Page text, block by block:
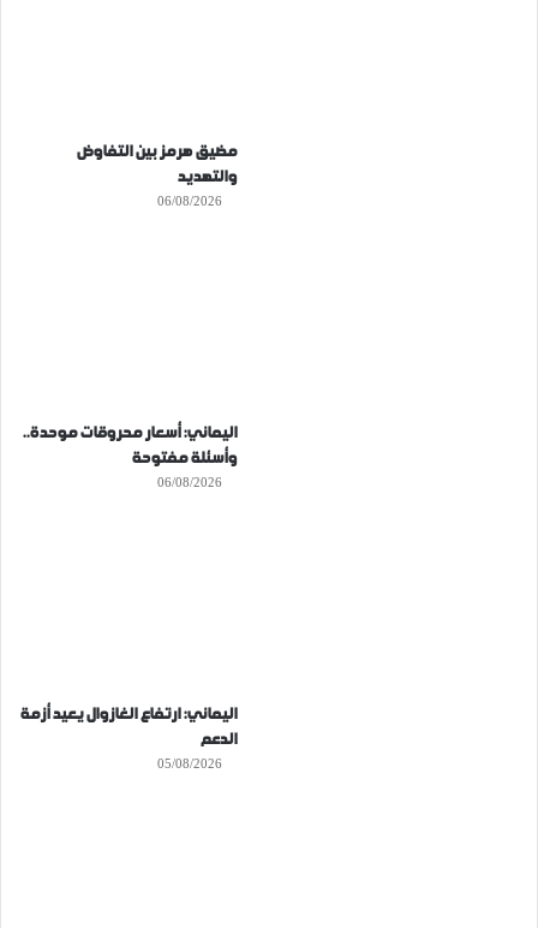
مضيق هرمز بين التفاوض
والتهديد
06/08/2026
اليماني: أسعار محروقات موحدة..
وأسئلة مفتوحة
06/08/2026
اليماني: ارتفاع الغازوال يعيد أزمة
الدعم
05/08/2026